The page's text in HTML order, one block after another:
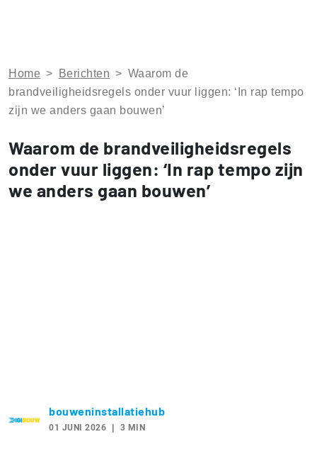
Home > Berichten > Waarom de
brandveiligheidsregels onder vuur liggen: ‘In rap tempo
zijn we anders gaan bouwen’
Waarom de brandveiligheidsregels
onder vuur liggen: ‘In rap tempo zijn
we anders gaan bouwen’
bouweninstallatiehub
01 JUNI 2026 3 MIN